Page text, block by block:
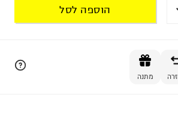
הוספה לסל
מתנה